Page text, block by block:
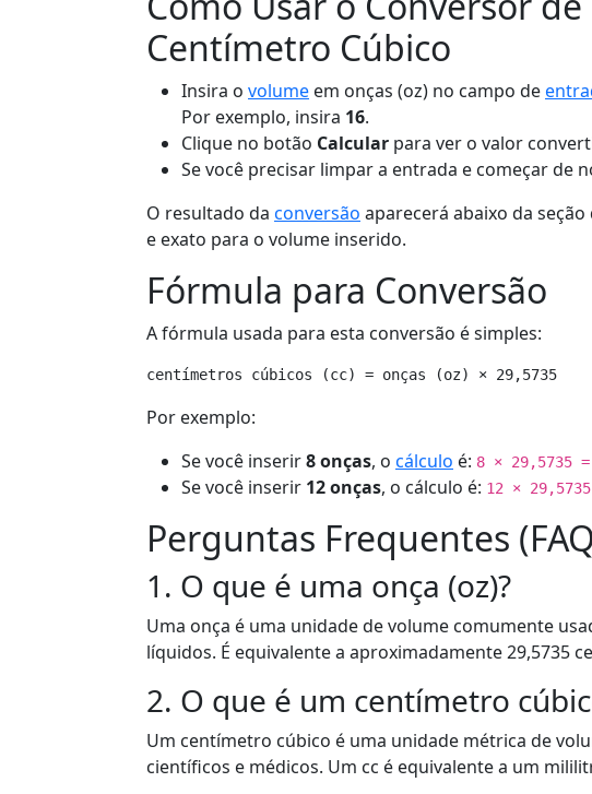
Centímetro Cúbico
Insira o volume em onças (oz) no campo de
Por exemplo, insira 16.
Clique no botão Calcular para ver o valor
Se você precisar limpar a entrada e começar de
O resultado da conversão aparecerá abaixo da
e exato para o volume inserido.
Fórmula para Conversão
A fórmula usada para esta conversão é simples:
Por exemplo:
Se você inserir8 onças, o cálculo é: 8 × 29,5735
Se você inserir 12 onças, o cálculo é: 12 ×
Perguntas Frequentes
1. O que é uma onça (oz)?
Uma onça é uma unidade de volume comumente
líquidos. É equivalente a aproximadamente 29,5735
2. O que é um centímetro
Um centímetro cúbico é uma unidade métrica de
científicos e médicos. Um cc é equivalente a um